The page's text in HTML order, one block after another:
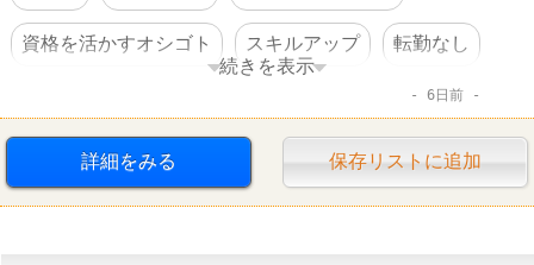
資格を活かすオシゴト スキルアップ 転勤なし
続きを表示
6日前
詳細をみる 保存リストに追加